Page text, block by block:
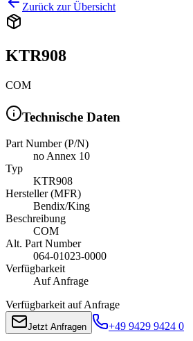
Zurück zur Übersicht
KTR908
COM
Technische Daten
Part Number (P/N)
no Annex 10
Typ
KTR908
Hersteller (MFR)
Bendix/King
Beschreibung
COM
Alt. Part Number
064-01023-0000
Verfügbarkeit
Auf Anfrage
Verfügbarkeit auf Anfrage
Jetzt Anfragen +49 9429 9424 0